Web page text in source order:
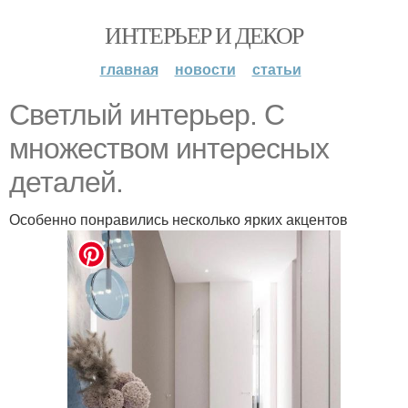
ИНТЕРЬЕР И ДЕКОР
главная новости статьи
Светлый интерьер. С
множеством интересных
деталей.
Особенно понравились несколько ярких акцентов